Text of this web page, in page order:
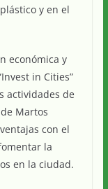
y en el
económica y
in Cities”
actividades de
Martos
con el
la
en la ciudad.